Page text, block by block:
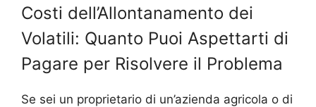
Costi dell’Allontanamento dei
Volatili: Quanto Puoi Aspettarti di
Pagare per Risolvere il Problema
Se sei un proprietario di un’azienda agricola o di